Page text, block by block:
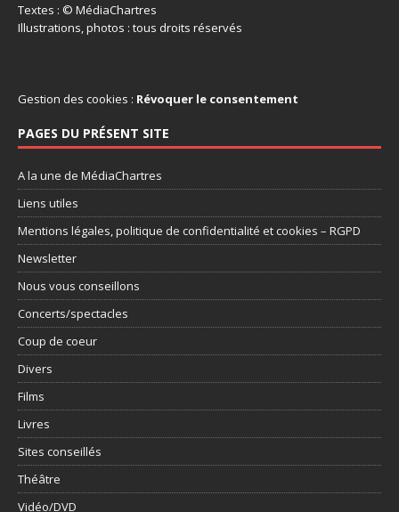
Textes : © MédiaChartres
Illustrations, photos : tous droits réservés
Gestion des cookies : Révoquer le consentement
PAGES DU PRÉSENT SITE
A la une de MédiaChartres
Liens utiles
Mentions légales, politique de confidentialité et cookies – RGPD
Newsletter
Nous vous conseillons
Concerts/spectacles
Coup de coeur
Divers
Films
Livres
Sites conseillés
Théâtre
Vidéo/DVD